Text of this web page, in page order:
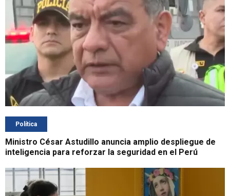
Política
Ministro César Astudillo anuncia amplio despliegue de
inteligencia para reforzar la seguridad en el Perú